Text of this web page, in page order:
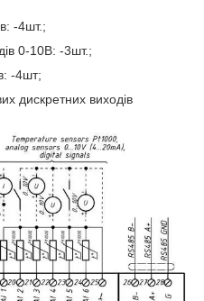
-4шт.;
0-10В: -3шт.;
-4шт;
дискретних виходів